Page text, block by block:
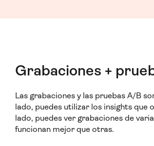
Grabaciones +
Las grabaciones y las pruebas A/B
lado, puedes utilizar los insights
lado, puedes ver grabaciones de
funcionan mejor que otras.